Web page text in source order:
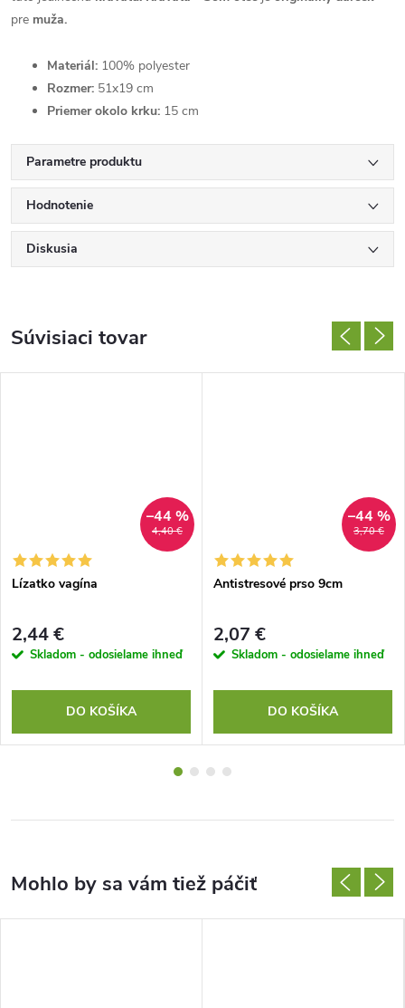
pre muža.
Materiál: 100% polyester
Rozmer: 51x19 cm
Priemer okolo krku: 15 cm
Parametre produktu
Hodnotenie
Diskusia
Súvisiaci tovar
4,40 €
–44 %
Lízatko vagína
2,44 €
Skladom - odosielame ihneď
DO KOŠÍKA
3,70 €
–44 %
Antistresové prso 9cm
2,07 €
Skladom - odosielame ihneď
DO KOŠÍKA